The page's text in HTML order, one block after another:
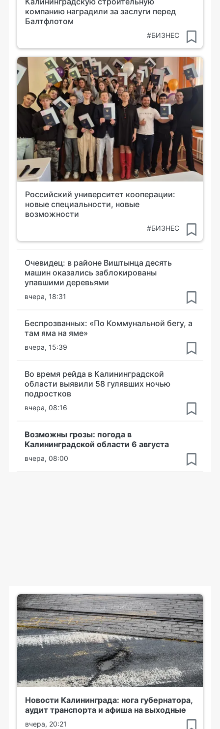
компанию наградили за заслуги перед
Балтфлотом
#БИЗНЕС
Российский университет кооперации:
новые специальности, новые
возможности
#БИЗНЕС
Очевидец: в районе Виштынца десять
машин оказались заблокированы
упавшими деревьями
вчера, 18:31
Беспрозванных: «По Коммунальной бегу, а
там яма на яме»
вчера, 15:39
Во время рейда в Калининградской
области выявили 58 гулявших ночью
подростков
вчера, 08:16
Возможны грозы: погода в
Калининградской области 6 августа
вчера, 08:00
Новости Калининграда: нога губернатора,
аудит транспорта и афиша на выходные
вчера, 20:21